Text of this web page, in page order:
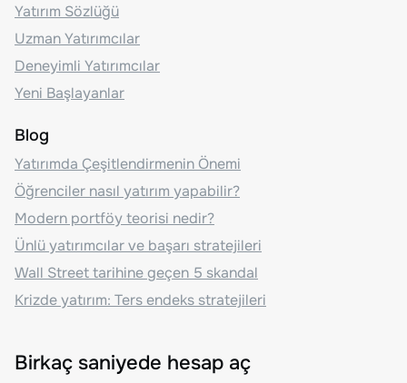
Yatırım Sözlüğü
Uzman Yatırımcılar
Deneyimli Yatırımcılar
Yeni Başlayanlar
Blog
Yatırımda Çeşitlendirmenin Önemi
Öğrenciler nasıl yatırım yapabilir?
Modern portföy teorisi nedir?
Ünlü yatırımcılar ve başarı stratejileri
Wall Street tarihine geçen 5 skandal
Krizde yatırım: Ters endeks stratejileri
Birkaç saniyede hesap aç